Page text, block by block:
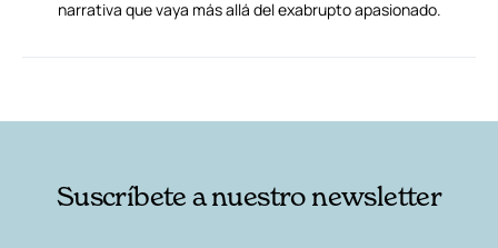
narrativa que vaya más allá del exabrupto apasionado.
Suscríbete a nuestro newsletter